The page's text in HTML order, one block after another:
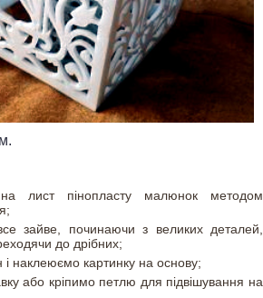
лист пінопласту малюнок методом
зайве, починаючи з великих деталей,
до дрібних;
наклеюємо картинку на основу;
або кріпимо петлю для підвішування на